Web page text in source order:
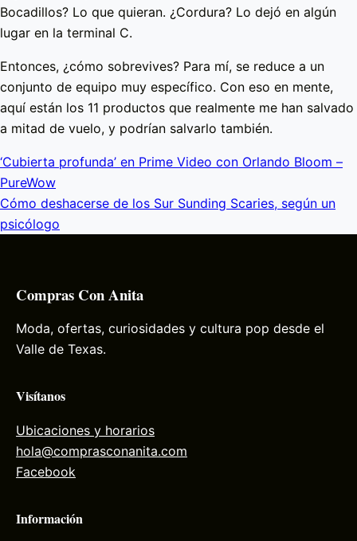
Bocadillos? Lo que quieran. ¿Cordura? Lo dejó en algún
lugar en la terminal C.
Entonces, ¿cómo sobrevives? Para mí, se reduce a un
conjunto de equipo muy específico. Con eso en mente,
aquí están los 11 productos que realmente me han salvado
a mitad de vuelo, y podrían salvarlo también.
‘Cubierta profunda’ en Prime Video con Orlando Bloom –
PureWow
Cómo deshacerse de los Sur Sunding Scaries, según un
psicólogo
Compras Con Anita
Moda, ofertas, curiosidades y cultura pop desde el
Valle de Texas.
Visítanos
Ubicaciones y horarios
hola@comprasconanita.com
Facebook
Información